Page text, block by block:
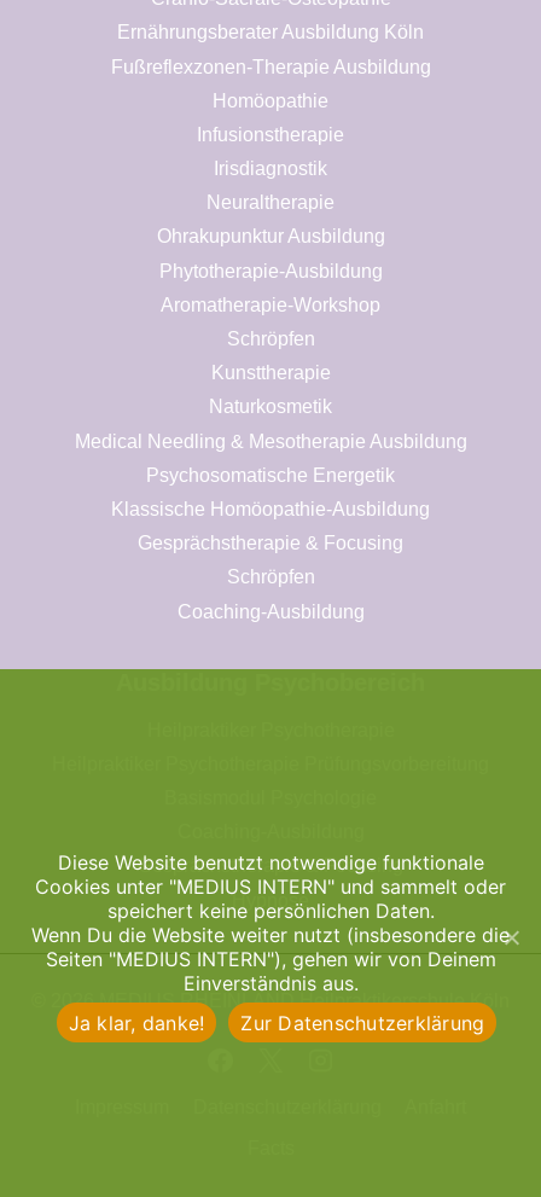
Ernährungsberater Ausbildung Köln
Fußreflexzonen-Therapie Ausbildung
Homöopathie
Infusionstherapie
Irisdiagnostik
Neuraltherapie
Ohrakupunktur Ausbildung
Phytotherapie-Ausbildung
Aromatherapie-Workshop
Schröpfen
Kunsttherapie
Naturkosmetik
Medical Needling & Mesotherapie Ausbildung
Psychosomatische Energetik
Klassische Homöopathie-Ausbildung
Gesprächstherapie & Focusing
Schröpfen
Coaching-Ausbildung
Gesprächstherapie & Focusing
Hypnose
© 2026 MEDIUS RHEINLAND Heilpraktikerschule Köln
Diese Website benutzt notwendige funktionale
Cookies unter "MEDIUS INTERN" und sammelt oder
speichert keine persönlichen Daten.
Wenn Du die Website weiter nutzt (insbesondere die
Seiten "MEDIUS INTERN"), gehen wir von Deinem
Einverständnis aus.
Ja klar, danke!
Zur Datenschutzerklärung